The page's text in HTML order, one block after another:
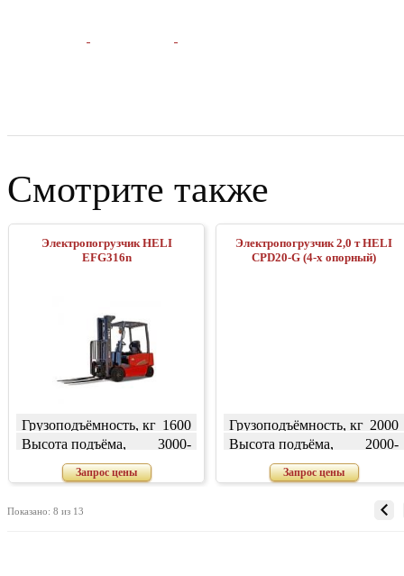
Смотрите также
Электропогрузчик HELI
EFG316n
Грузоподъёмность, кг 1600
Высота подъёма,
3000-
Запрос цены
Электропогрузчик 2,0 т HELI
CPD20-G (4-х опорный)
Грузоподъёмность, кг 2000
Высота подъёма,
2000-
Запрос цены
Показано: 8 из 13